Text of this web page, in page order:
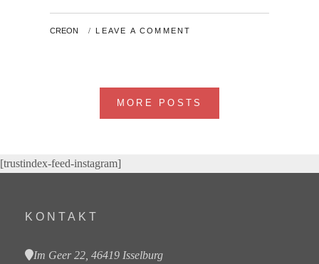
ISS
BY
CREON LEAVE A COMMENT
MORE POSTS
[trustindex-feed-instagram]
KONTAKT
Im Geer 22, 46419 Isselburg